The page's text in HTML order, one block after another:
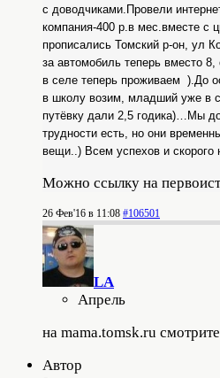
с доводчиками.Провели
компания-400 р.в мес.вместе
прописались Томский р-он, ул
за автомобиль теперь вместо
в селе теперь проживаем ).До
в школу возим, младший уже в
путёвку дали 2,5 годика)…Мы
трудности есть, но они
вещи..) Всем успехов и скорого
Можно ссылку на
26 Фев'16 в 11:08 #106501
LA
Апрель
на mama.tomsk.ru
Автор